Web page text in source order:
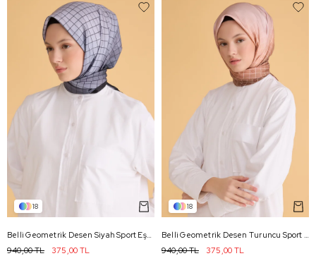
18
Belli Geometrik Desen Siyah Sport Eşarp 2503 - 02
375,00 TL
940,00 TL
18
Belli Geometrik Desen Turuncu Sport Eşarp 2503 - 15
375,00 TL
940,00 TL